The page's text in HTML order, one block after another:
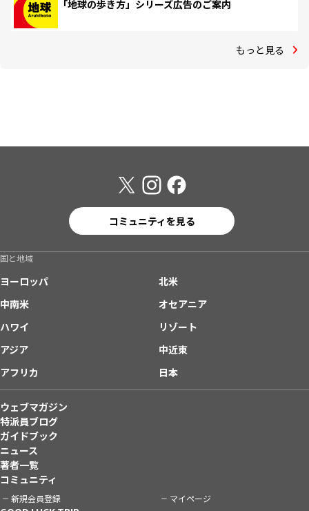
「地球の歩き方」シリーズ広告のご案内
もっと見る
コミュニティを見る
国と地域
ヨーロッパ
北米
中南米
オセアニア
ハワイ
リゾート
アジア
中近東
アフリカ
日本
ウェブマガジン
特派員ブログ
ガイドブック
ニュース
著者一覧
コミュニティ
新規会員登録 マイページ